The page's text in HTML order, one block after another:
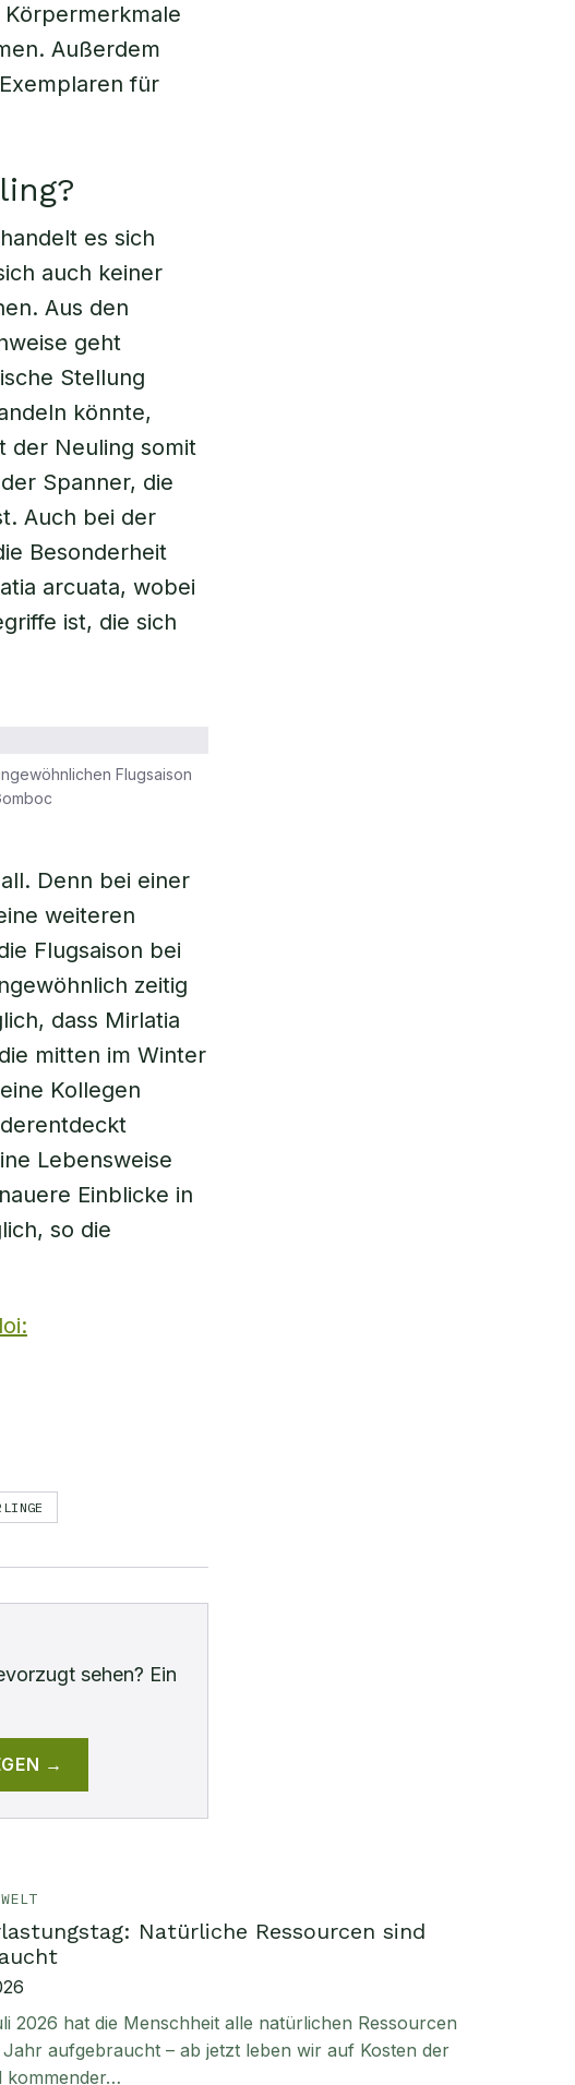
Außerdem
für
es sich
auch keiner
Aus den
geht
Stellung
könnte,
der Neuling somit
Spanner, die
Auch bei der
Besonderheit
arcuata, wobei
ist, die sich
Flugsaison
Denn bei einer
weiteren
Flugsaison bei
zeitig
dass Mirlatia
mitten im Winter
Kollegen
Lebensweise
Einblicke in
so die
sehen? Ein
→
Natürliche Ressourcen sind
2026 hat die Menschheit alle natürlichen Ressourcen
aufgebraucht – ab jetzt leben wir auf Kosten der
kommender…